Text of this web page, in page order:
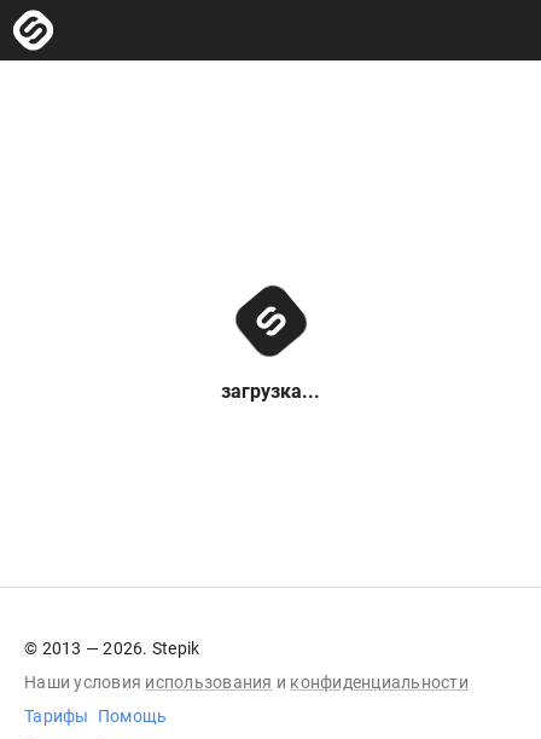
загрузка...
© 2013 — 2026. Stepik
Наши условия использования и конфиденциальности
Тарифы
Помощь